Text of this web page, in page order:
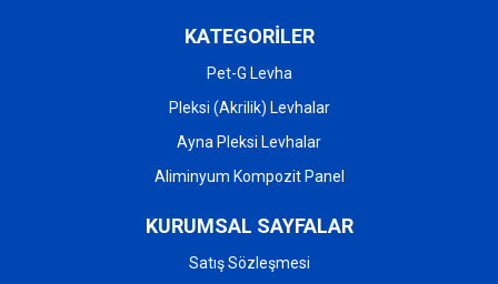
KATEGORİLER
Pet-G Levha
Pleksi (Akrilik) Levhalar
Ayna Pleksi Levhalar
Aliminyum Kompozit Panel
KURUMSAL SAYFALAR
Satış Sözleşmesi